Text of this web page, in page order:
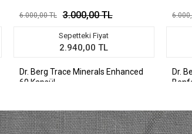
6.000,00 TL 3.000,00 TL
Sepetteki Fiyat
2.940,00 TL
Dr. Berg Trace Minerals Enhanced
60 Kapsül
Dr.